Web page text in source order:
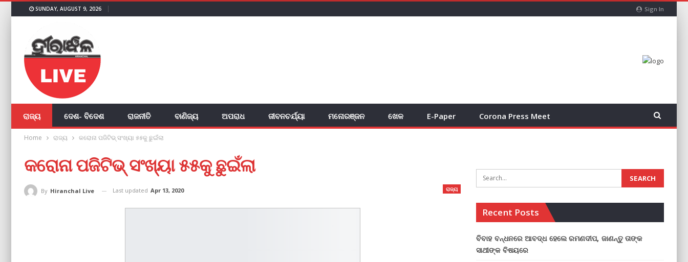
Sign In
SUNDAY, AUGUST 9, 2026
ରାଜ୍ୟ ଦେଶ- ବିଦେଶ ରାଜନୀତି ବାଣିଜ୍ୟ ଅପରାଧ ଜୀବନଚର୍ଯ୍ୟା ମନୋରଞ୍ଜନ ଖେଳ E-Paper Corona Press Meet
Home ରାଜ୍ୟ କରୋନା ପଜିଟିଭ୍ ସଂଖ୍ୟା ୫୫କୁ ଛୁଇଁଲା
କରୋନା ପଜିଟିଭ୍ ସଂଖ୍ୟା ୫୫କୁ ଛୁଇଁଲା
ରାଜ୍ୟ
By Hiranchal Live Last updated Apr 13, 2020
Recent Posts
ବିବାହ ବନ୍ଧନରେ ଆବଦ୍ଧ ହେଲେ ରମଣଦୀପ, ଜାଣନ୍ତୁ ତାଙ୍କ
ସାଥୀଙ୍କ ବିଷୟରେ